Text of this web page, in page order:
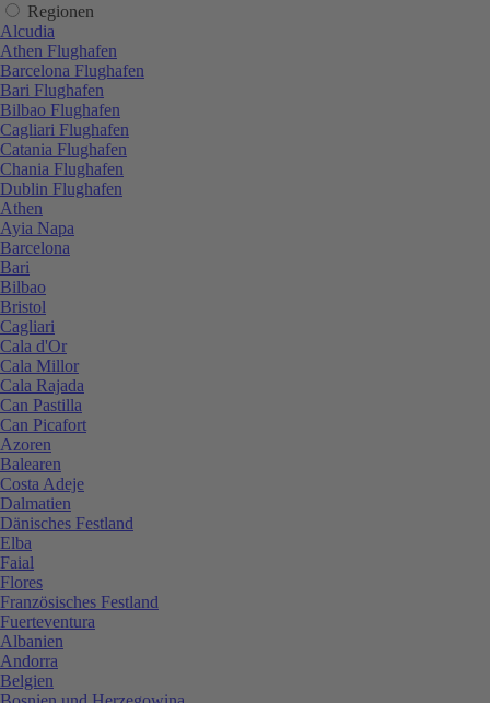
Regionen
Alcudia
Athen Flughafen
Barcelona Flughafen
Bari Flughafen
Bilbao Flughafen
Cagliari Flughafen
Catania Flughafen
Chania Flughafen
Dublin Flughafen
Athen
Ayia Napa
Barcelona
Bari
Bilbao
Bristol
Cagliari
Cala d'Or
Cala Millor
Cala Rajada
Can Pastilla
Can Picafort
Azoren
Balearen
Costa Adeje
Dalmatien
Dänisches Festland
Elba
Faial
Flores
Französisches Festland
Fuerteventura
Albanien
Andorra
Belgien